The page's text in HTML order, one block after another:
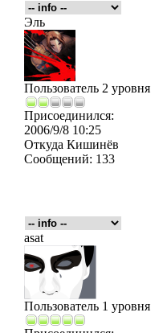
Эль
Пользователь 2 уровня
Присоединился:
2006/9/8 10:25
Откуда Кишинёв
Сообщений: 133
asat
Пользователь 1 уровня